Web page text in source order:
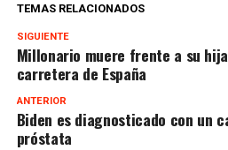
TEMAS RELACIONADOS
SIGUIENTE
Millonario muere frente a su
carretera de España
ANTERIOR
Biden es diagnosticado con un
próstata